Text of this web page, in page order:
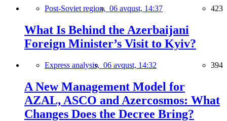
Post-Soviet region, 06 avqust, 14:37 423
What Is Behind the Azerbaijani
Foreign Minister’s Visit to Kyiv?
Express analysis, 06 avqust, 14:32 394
A New Management Model for
AZAL, ASCO and Azercosmos: What
Changes Does the Decree Bring?